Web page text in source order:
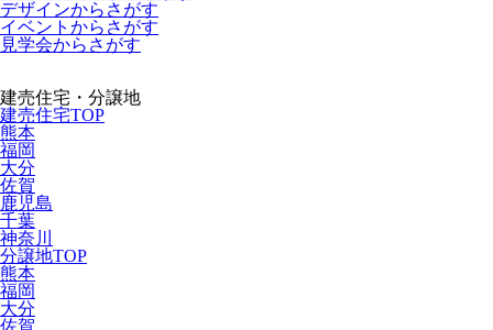
デザインからさがす
イベントからさがす
見学会からさがす
建売住宅・分譲地
建売住宅TOP
熊本
福岡
大分
佐賀
鹿児島
千葉
神奈川
分譲地TOP
熊本
福岡
大分
佐賀